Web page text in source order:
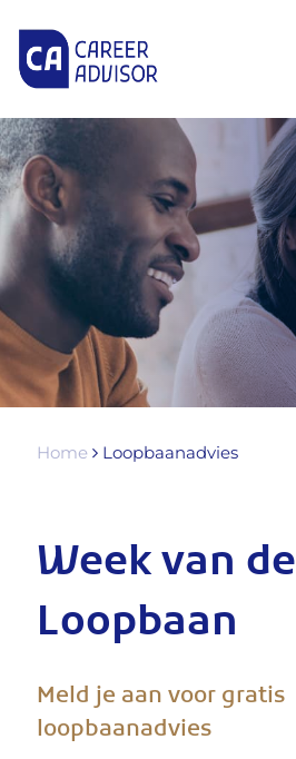
Home Loopbaanadvies
Week van de
Loopbaan
Meld je aan voor gratis
loopbaanadvies